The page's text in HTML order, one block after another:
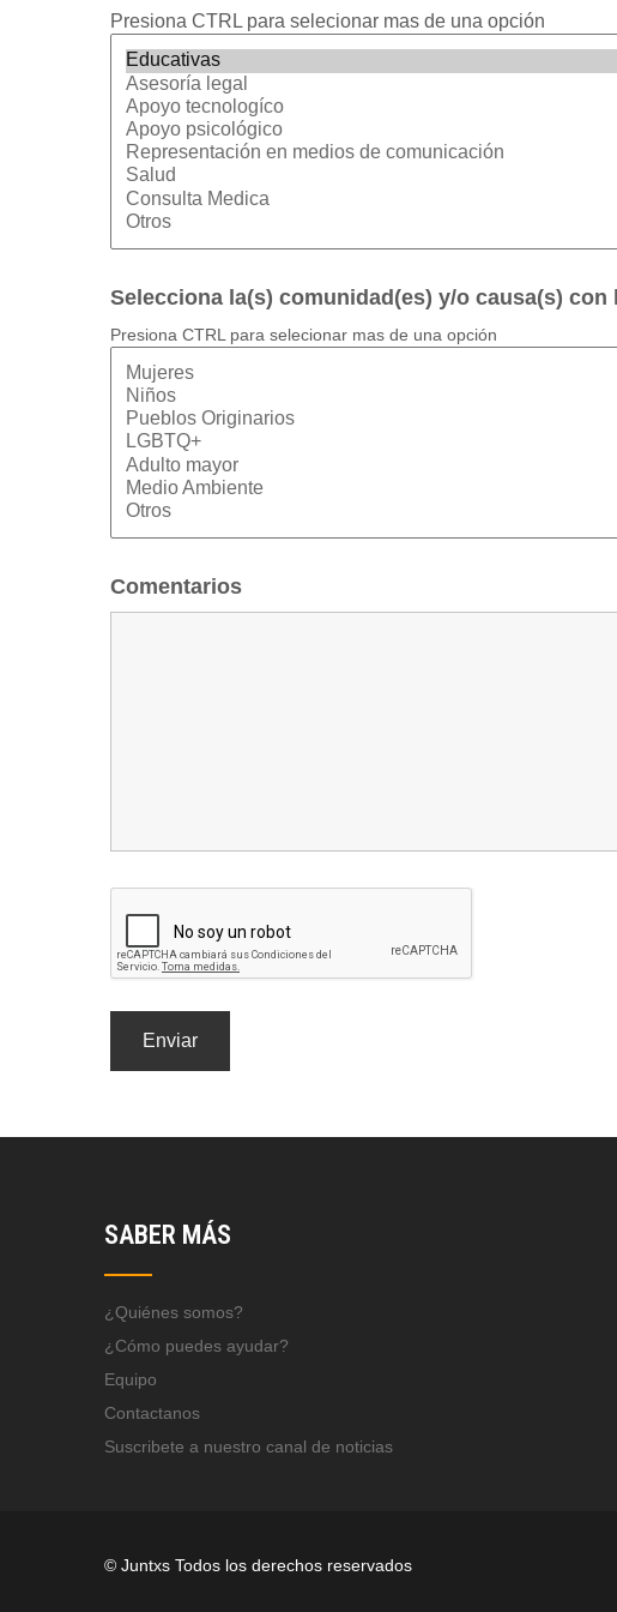
Presiona CTRL para selecionar mas de una opción
Selecciona la(s) comunidad(es) y/o causa(s)
Presiona CTRL para selecionar mas de una opción
Comentarios
SABER MÁS
¿Quiénes somos?
¿Cómo puedes ayudar?
Equipo
Contactanos
Suscribete a nuestro canal de noticias
© Juntxs Todos los derechos reservados